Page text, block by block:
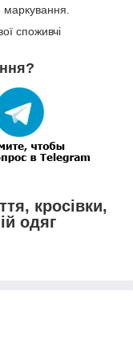
споживчі
кросівки,
одяг